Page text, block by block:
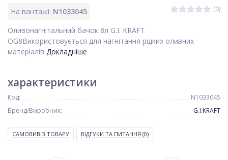
На вантажі: N1033045 (0)
Оливонагнітальний бачок 8л G.I. KRAFT
OG8Використовується для нагнітання рідких оливних
матеріалів Докладніше
характеристики
Код:
N1033045
Бренд/Виробник:
G.I.KRAFT
САМОВИВІЗ ТОВАРУ ВІДГУКИ ТА ПИТАННЯ (0)